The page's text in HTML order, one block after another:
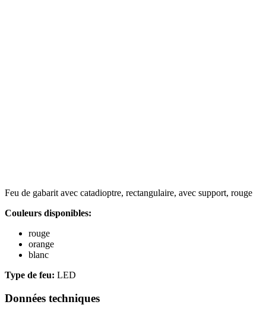
Feu de gabarit avec catadioptre, rectangulaire, avec support, rouge
Couleurs disponibles:
rouge
orange
blanc
Type de feu: LED
Données techniques